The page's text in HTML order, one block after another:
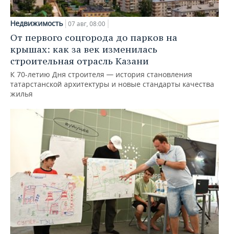
Недвижимость 07 авг, 08:00
От первого соцгорода до парков на
крышах: как за век изменилась
строительная отрасль Казани
К 70-летию Дня строителя — история становления
татарстанской архитектуры и новые стандарты качества
жилья